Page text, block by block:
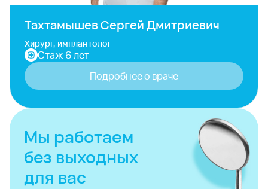
Тахтамышев Сергей Дмитриевич
Хирург, имплантолог
Стаж 6 лет
Подробнее о враче
Мы работаем
без выходных
для вас